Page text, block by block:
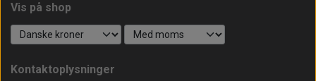
Vis på shop
Kontaktoplysninger